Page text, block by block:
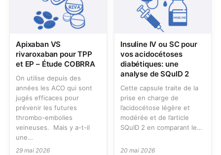
Apixaban VS
rivaroxaban pour TPP
et EP – Étude COBRRA
On utilise depuis des
années les ACO qui sont
jugés efficaces pour
prévenir les futures
thrombo-embolies
veineuses. Mais y a-t-il
une…
29 mai 2026
Insuline IV ou SC pour
vos acidocétoses
diabétiques: une
analyse de SQuID 2
Cette capsule traite de la
prise en charge de
l’acidocétose légère et
modérée et de l’article
SQuID 2 en comparant le…
20 mai 2026